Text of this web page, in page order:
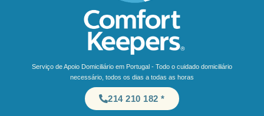
Serviço de Apoio Domiciliário em Portugal - Todo o cuidado domiciliário
necessário, todos os dias a todas as horas
214 210 182 *